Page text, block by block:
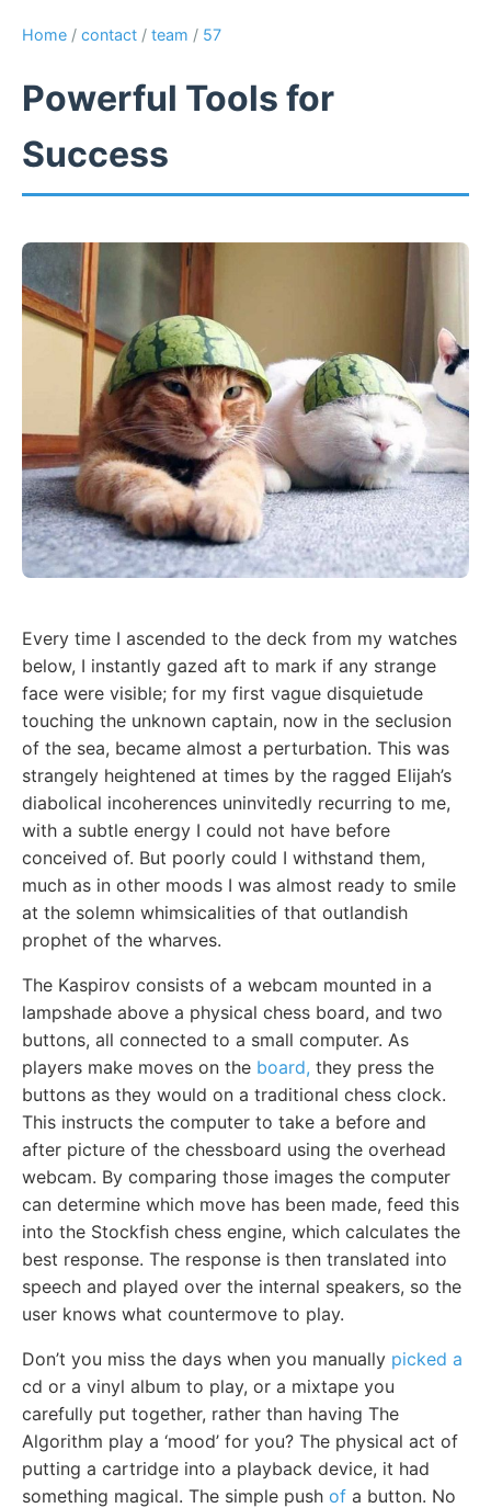
Home / contact / team / 57
Powerful Tools for
Success
Every time I ascended to the deck from my watches
below, I instantly gazed aft to mark if any strange
face were visible; for my first vague disquietude
touching the unknown captain, now in the seclusion
of the sea, became almost a perturbation. This was
strangely heightened at times by the ragged Elijah’s
diabolical incoherences uninvitedly recurring to me,
with a subtle energy I could not have before
conceived of. But poorly could I withstand them,
much as in other moods I was almost ready to smile
at the solemn whimsicalities of that outlandish
prophet of the wharves.
The Kaspirov consists of a webcam mounted in a
lampshade above a physical chess board, and two
buttons, all connected to a small computer. As
players make moves on the board, they press the
buttons as they would on a traditional chess clock.
This instructs the computer to take a before and
after picture of the chessboard using the overhead
webcam. By comparing those images the computer
can determine which move has been made, feed this
into the Stockfish chess engine, which calculates the
best response. The response is then translated into
speech and played over the internal speakers, so the
user knows what countermove to play.
Don’t you miss the days when you manually picked a
cd or a vinyl album to play, or a mixtape you
carefully put together, rather than having The
Algorithm play a ‘mood’ for you? The physical act of
putting a cartridge into a playback device, it had
something magical. The simple push of a button. No